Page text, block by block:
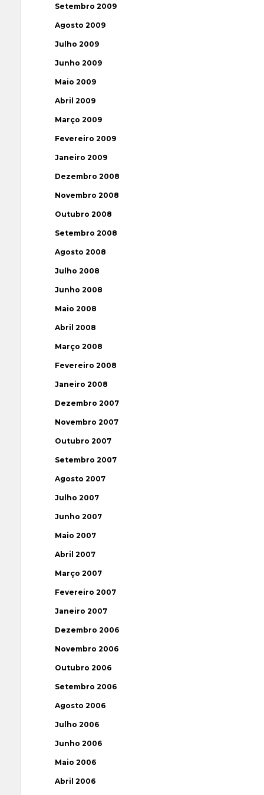
Setembro 2009
Agosto 2009
Julho 2009
Junho 2009
Maio 2009
Abril 2009
Março 2009
Fevereiro 2009
Janeiro 2009
Dezembro 2008
Novembro 2008
Outubro 2008
Setembro 2008
Agosto 2008
Julho 2008
Junho 2008
Maio 2008
Abril 2008
Março 2008
Fevereiro 2008
Janeiro 2008
Dezembro 2007
Novembro 2007
Outubro 2007
Setembro 2007
Agosto 2007
Julho 2007
Junho 2007
Maio 2007
Abril 2007
Março 2007
Fevereiro 2007
Janeiro 2007
Dezembro 2006
Novembro 2006
Outubro 2006
Setembro 2006
Agosto 2006
Julho 2006
Junho 2006
Maio 2006
Abril 2006